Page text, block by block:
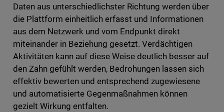
Daten aus unterschiedlichster Richtung werden über
die Plattform einheitlich erfasst und Informationen
aus dem Netzwerk und vom Endpunkt direkt
miteinander in Beziehung gesetzt. Verdächtigen
Aktivitäten kann auf diese Weise deutlich besser auf
den Zahn gefühlt werden, Bedrohungen lassen sich
effektiv bewerten und entsprechend zugewiesene
und automatisierte Gegenmaßnahmen können
gezielt Wirkung entfalten.